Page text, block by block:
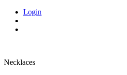
Login
Necklaces